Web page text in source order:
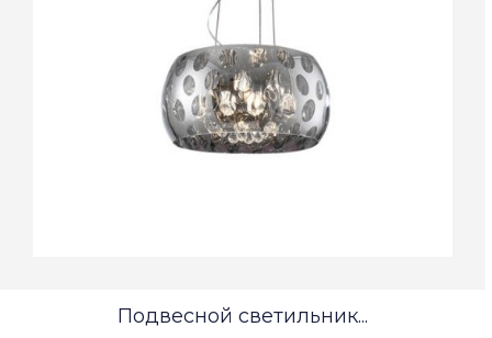
Подвесной светильник...